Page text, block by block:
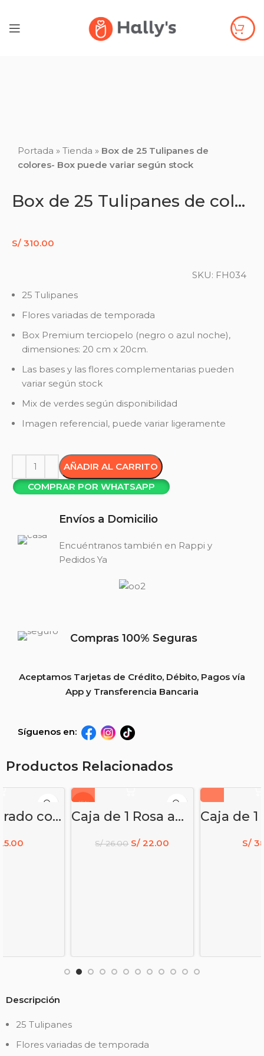
Portada »Tienda » Box de 25 Tulipanes de
colores- Box puede variar según stock
Box de 25 Tulipanes de colores- Box puede variar según stock
S/ 310.00
SKU: FH034
25 Tulipanes
Flores variadas de temporada
Box Premium terciopelo (negro o azul noche),
dimensiones: 20 cm x 20cm.
Las bases y las flores complementarias pueden
variar según stock
Mix de verdes según disponibilidad
Imagen referencial, puede variar ligeramente
AÑADIR AL CARRITO
COMPRAR POR WHATSAPP
Envíos a Domicilio
Encuéntranos también en Rappi y
Pedidos Ya
Compras 100% Seguras
Aceptamos Tarjetas de Crédito, Débito, Pagos vía
App y Transferencia Bancaria
Síguenos en:
Productos Relacionados
Box cuadrado con 4 tulipanes morados – regalo – amistad
-15%
Caja de 1 Rosa amarilla – flores amarillas
S/26.00 S/ 22.00 S/
Descripción
25 Tulipanes
Flores variadas de temporada